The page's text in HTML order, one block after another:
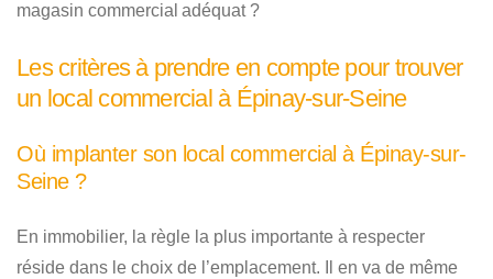
magasin commercial adéquat ?
Les critères à prendre en compte pour trouver
un local commercial à Épinay-sur-Seine
Où implanter son local commercial à Épinay-sur-
Seine ?
En immobilier, la règle la plus importante à respecter
réside dans le choix de l’emplacement. Il en va de même